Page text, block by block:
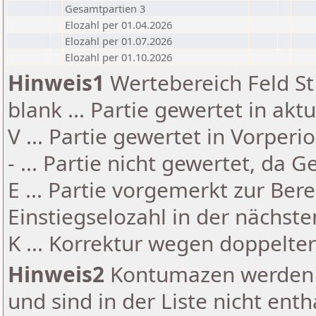
Gesamtpartien 3
Elozahl per 01.04.2026
Elozahl per 01.07.2026
Elozahl per 01.10.2026
Hinweis1 Wertebereich Feld
blank ... Partie gewertet in
V ... Partie gewertet in
- ... Partie nicht gewertet, da
E ... Partie vorgemerkt zur
Einstiegselozahl in der
K ... Korrektur wegen
Hinweis2 Kontumazen
und sind in der Liste nicht